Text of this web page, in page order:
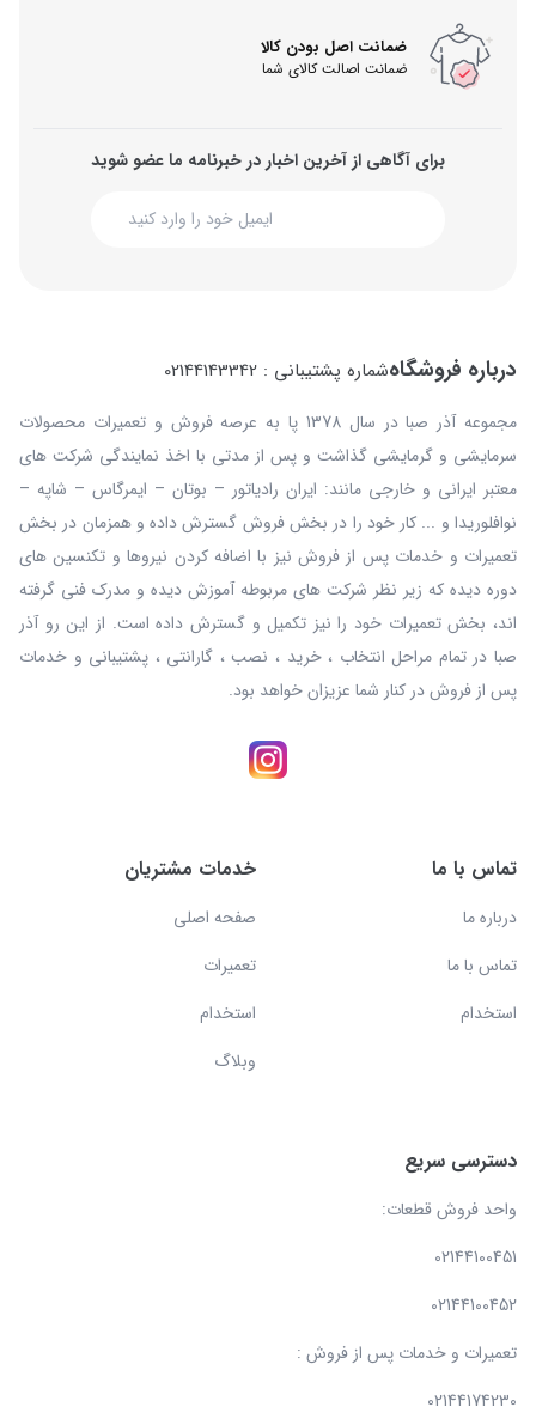
ضمانت اصل بودن کالا
ضمانت اصالت کالای شما
برای آگاهی از آخرین اخبار در خبرنامه ما عضو شوید
درباره فروشگاهشماره پشتیبانی : 02144143342
مجموعه آذر صبا در سال 1378 پا به عرصه فروش و تعمیرات محصولات
سرمایشی و گرمایشی گذاشت و پس از مدتی با اخذ نمایندگی شرکت های
معتبر ایرانی و خارجی مانند: ایران رادیاتور – بوتان – ایمرگاس – شاپه –
نوافلوریدا و ... کار خود را در بخش فروش گسترش داده و همزمان در بخش
تعمیرات و خدمات پس از فروش نیز با اضافه کردن نیروها و تکنسین های
دوره دیده که زیر نظر شرکت های مربوطه آموزش دیده و مدرک فنی گرفته
اند، بخش تعمیرات خود را نیز تکمیل و گسترش داده است. از این رو آذر
صبا در تمام مراحل انتخاب ، خرید ، نصب ، گارانتی ، پشتیبانی و خدمات
پس از فروش در کنار شما عزیزان خواهد بود.
تماس با ما
درباره ما
تماس با ما
استخدام
خدمات مشتریان
صفحه اصلی
تعمیرات
استخدام
وبلاگ
دسترسی سریع
واحد فروش قطعات:
02144100451
02144100452
تعمیرات و خدمات پس از فروش :
02144174230